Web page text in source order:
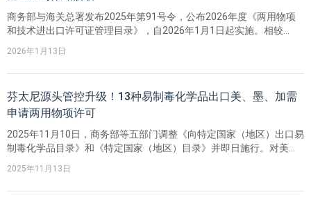
商务部与海关总署发布2025年第91号令，公布2026年度《两用物项
和技术进出口许可证管理目录》，自2026年1月1日起实施。相较
2025年版，新目录对易制毒化学品进出口、专用材料出口等作出重要
调整，并细化商品条目及新增或修改部分HS编码。企业申报进出口时
应以目录物项描述为准，如对是否受管制存疑应向商务部申请预确认
2026年1月13日
芬太尼源头管控升级！13种易制毒化学品出口美、墨、加需
申请两用物项许可
2025年11月10日，商务部等五部门调整《向特定国家（地区）出口易
制毒化学品目录》和《特定国家（地区）目录》并即日施行。对美
国、墨西哥、加拿大新增13种易制毒化学品出口管制，出口需办理“两
用物项和技术出口许可证”；对缅甸、老挝、阿富汗的41种化学品管理
要求不变，仍需许可。调整旨在加强芬太尼源头管控。
2025年11月13日